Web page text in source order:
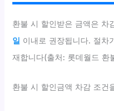
환불 시 할인받은 금액은
일 이내로 권장됩니다. 절차
재합니다(출처: 롯데월드 환
환불 시 할인금액 차감 조건